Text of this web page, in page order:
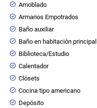
Amoblado
Armarios Empotrados
Baño auxiliar
Baño en habitación principal
Biblioteca/Estudio
Calentador
Clósets
Cocina tipo americano
Depósito